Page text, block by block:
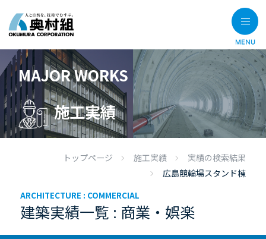
MAJOR WORKS
施工実績
トップページ 施工実績
実績の検索結果
広島競輪場スタンド棟
ARCHITECTURE : COMMERCIAL
建築実績一覧 : 商業・娯楽